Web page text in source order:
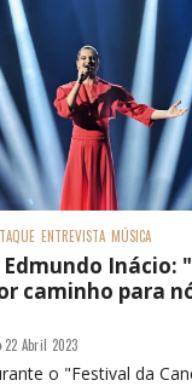
ENTREVISTA MÚSICA
Edmundo Inácio:
caminho para
22 Abril 2023
o "Festival da